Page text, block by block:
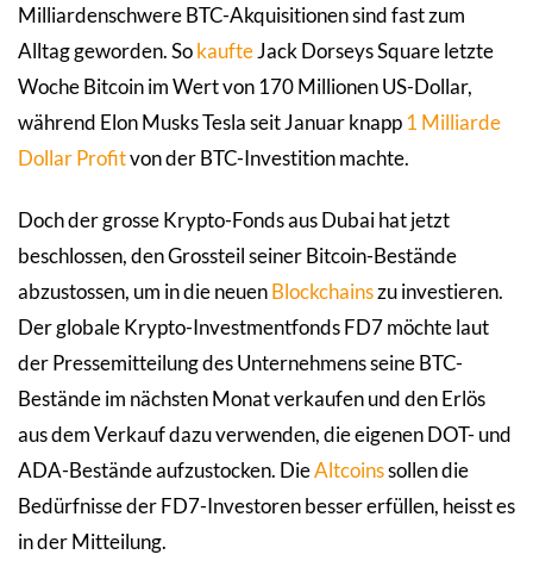
Milliardenschwere BTC-Akquisitionen sind fast zum
Alltag geworden. SokaufteJack Dorseys Square letzte
Woche Bitcoin im Wert von 170 Millionen US-Dollar,
während Elon Musks Tesla seit Januar knapp1 Milliarde
Dollar Profitvon der BTC-Investition machte.
Doch der grosse Krypto-Fonds aus Dubai hat jetzt
beschlossen, den Grossteil seiner Bitcoin-Bestände
abzustossen, um in die neuenBlockchainszu investieren.
Der globale Krypto-Investmentfonds FD7 möchte laut
der Pressemitteilung des Unternehmens seine BTC-
Bestände im nächsten Monat verkaufen und den Erlös
aus dem Verkauf dazu verwenden, die eigenen DOT- und
ADA-Bestände aufzustocken. DieAltcoinssollen die
Bedürfnisse der FD7-Investoren besser erfüllen, heisst es
in der Mitteilung.